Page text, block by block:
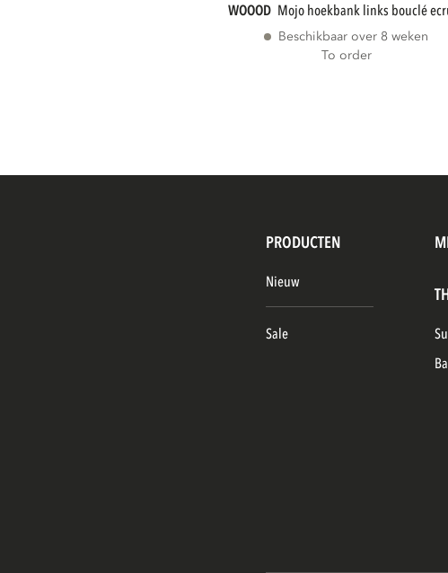
WOOOD mojo hoekbank links bouclé
Beschikbaar over 8 weken
To order
PRODUCTEN
Nieuw
Sale